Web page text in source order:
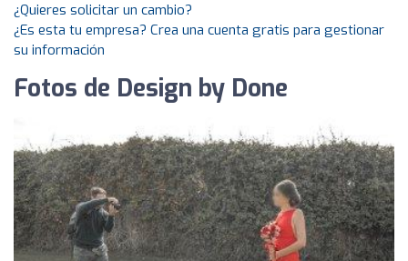
¿Quieres solicitar un cambio?
¿Es esta tu empresa? Crea una cuenta gratis para gestionar
su información
Fotos de Design by Done